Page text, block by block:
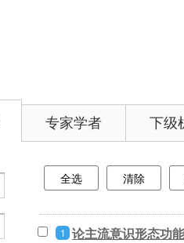
专家学者 下级
全选 清除
1 论主流意识形态功